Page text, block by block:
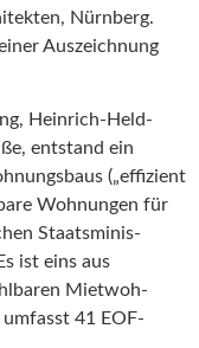
Nürnberg.
Auszeichnung
Heinrich-Held-
entstand ein
(„effizient
Wohnungen für
Staats­mi­nis­
ist eins aus
Mietwoh­
41 EOF-